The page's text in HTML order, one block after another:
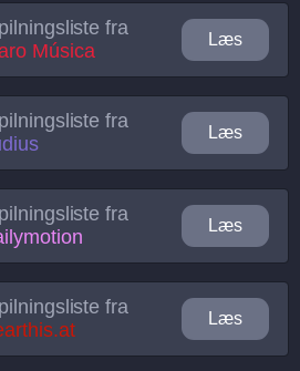
fra
Música
Læs
fra
Læs
fra
Læs
fra
Læs